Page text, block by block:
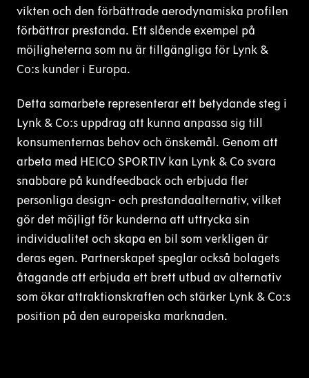
vikten och den förbättrade aerodynamiska profilen
förbättrar prestanda. Ett slående exempel på
möjligheterna som nu är tillgängliga för Lynk &
Co:s kunder i Europa.
Detta samarbete representerar ett betydande steg i
Lynk & Co:s uppdrag att kunna anpassa sig till
konsumenternas behov och önskemål. Genom att
arbeta med HEICO SPORTIV kan Lynk & Co svara
snabbare på kundfeedback och erbjuda fler
personliga design- och prestandaalternativ, vilket
gör det möjligt för kunderna att uttrycka sin
individualitet och skapa en bil som verkligen är
deras egen. Partnerskapet speglar också bolagets
åtagande att erbjuda ett brett utbud av alternativ
som ökar attraktionskraften och stärker Lynk & Co:s
position på den europeiska marknaden.